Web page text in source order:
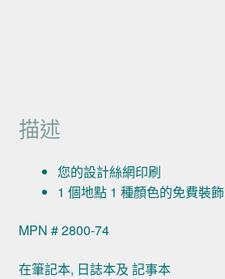
描述
您的設計絲網印刷
1 個地點 1 種顏色的免費裝飾
MPN # 2800-74
在筆記本, 日誌本及 記事本